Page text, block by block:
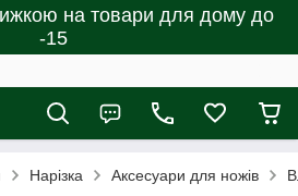
на товари для дому до
-15
Нарізка Аксесуари для ножів